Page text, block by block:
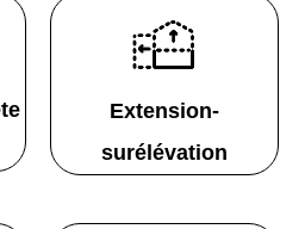
Extension-
surélévation